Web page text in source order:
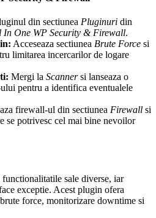
din sectiunea Pluginuri din
In One WP Security & Firewall.
Acceseaza sectiunea Brute Force si
limitarea incercarilor de logare
Mergi la Scannersi lanseaza o
pentru a identifica eventualele
firewall-ul din sectiunea Firewall si
se potrivesc cel mai bine nevoilor
functionalitatile sale diverse, iar
exceptie. Acest plugin ofera
force, monitorizare downtime si